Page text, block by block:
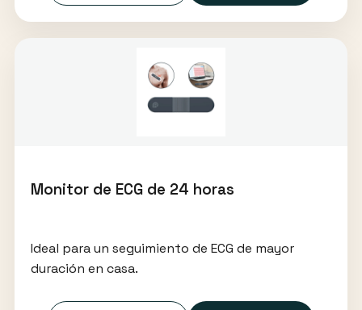
Monitor de ECG de 24 horas
Ideal para un seguimiento de ECG de mayor
duración en casa.